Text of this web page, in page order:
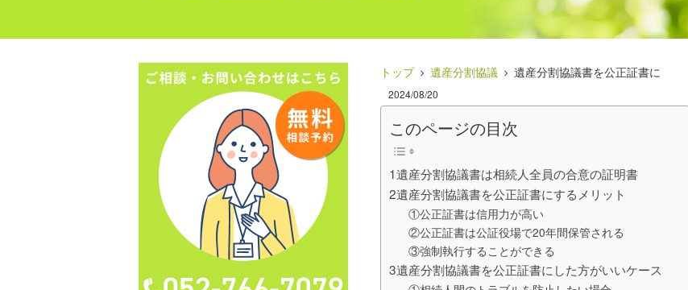
トップ 遺産分割協議 遺産分割協議書を公正証書に
2024/08/20
このページの目次
1遺産分割協議書は相続人全員の合意の証明書
2遺産分割協議書を公正証書にするメリット
①公正証書は信用力が高い
②公正証書は公証役場で20年間保管される
③強制執行することができる
3遺産分割協議書を公正証書にした方がいいケース